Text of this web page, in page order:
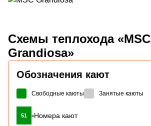
Схемы теплохода «MSC
Grandiosa»
Обозначения кают
Свободные каюты Занятые каюты
51 -Номера кают